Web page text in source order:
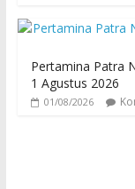
Pertamina Patra
1 Agustus 2026
01/08/2026